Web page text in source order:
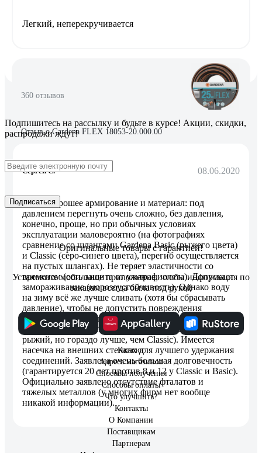
Легкий, неперекручивается
360 отзывов
Отзыв о Gardena FLEX 18053-20.000.00
Сергей С. 08.06.2020
Очень хорошее армирование и материал: под
давлением перегнуть очень сложно, без давления,
конечно, проще, но при обычных условиях
эксплуатации маловероятно (на фотографиях
сравнение со шлангами Gardena Basic (рыжего цвета)
и Classic (серо-синего цвета), перегиб осуществляется
на пустых шлангах). Не теряет эластичности со
временем (есть защита от ультрафиолета). Допускает
замораживание (морозоустойчивость). Однако воду
на зиму всё же лучше сливать (хотя бы сбрасывать
давление), чтобы не допустить повреждения
соединений. Хорошо заметен в траве (правда,
похуже, чем Gardena Basic, который практически весь
рыжий, но гораздо лучше, чем Classic). Имеется
насечка на внешних стенках для лучшего удержания
соединений. Заявлена очень большая долговечность
(гарантируется 20 лет против 8 и 12 у Classic и Basic).
Официально заявлено отсутствие фталатов и
тяжелых металлов (у многих фирм нет вообще
никакой информации).
Подпишитесь на рассылку и будьте в курсе! Акции, скидки,
распродажи ждут!
Подписаться
Оригинальные товары с гарантией!
Установите мобильное приложение, чтобы информация по
заказам всегда была под рукой
Каталог
Адреса магазинов
Способы получения
Способы оплаты
Что улучшить?
Контакты
О Компании
Поставщикам
Партнерам